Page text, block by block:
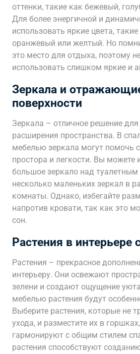
оттенки, такие как бежевый,
Для более энергичной и
использовать яркие цвета,
оранжевый или желтый. Но
это место для отдыха, поэтому
использовать слишком яркие и
Зеркала и
поверхности
Зеркала – отличное решение для
расширения пространства. В
мебелью зеркала могут помочь
простора и легкости. Вы можете
большое зеркало над
несколько маленьких зеркал в
комнаты. Однако, избегайте
напротив кровати, так как это
сон.
Растения в интерьере
Растения – прекрасное
интерьеру. Они освежают
зелени и создают ощущение
мебелью растения будут
Выберите растения, которые не
ухода, и разместите их в
гармонируют с общим стилем
растения способствуют